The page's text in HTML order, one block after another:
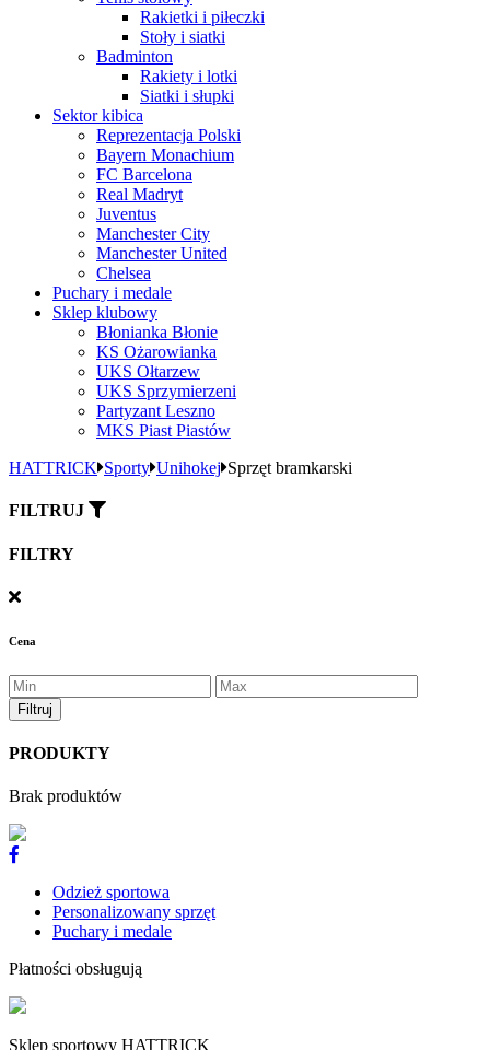
Rakietki i piłeczki
Stoły i siatki
Badminton
Rakiety i lotki
Siatki i słupki
Sektor kibica
Reprezentacja Polski
Bayern Monachium
FC Barcelona
Real Madryt
Juventus
Manchester City
Manchester United
Chelsea
Puchary i medale
Sklep klubowy
Błonianka Błonie
KS Ożarowianka
UKS Ołtarzew
UKS Sprzymierzeni
Partyzant Leszno
MKS Piast Piastów
HATTRICK Sporty Unihokej Sprzęt bramkarski
FILTRUJ
FILTRY
Cena
PRODUKTY
Brak produktów
Odzież sportowa
Personalizowany sprzęt
Puchary i medale
Płatności obsługują
Sklep sportowy HATTRICK